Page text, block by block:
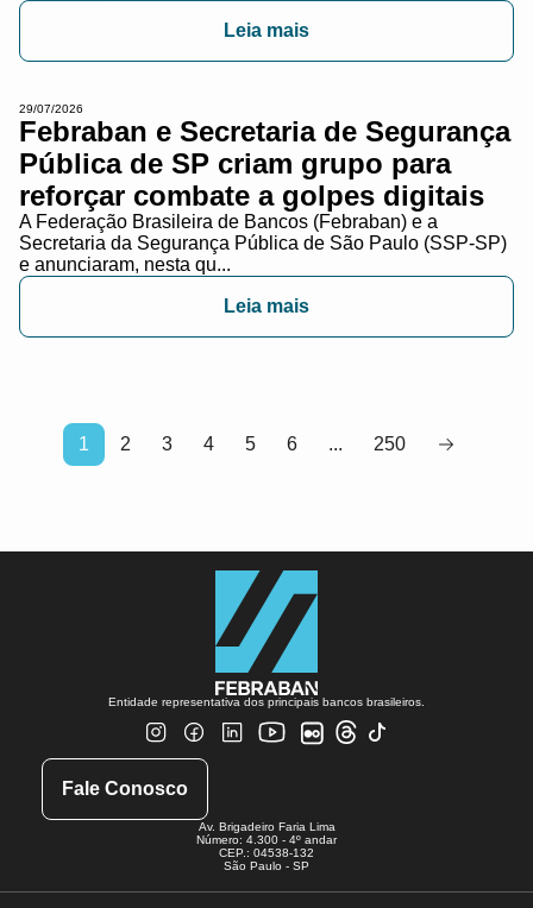
Leia mais
29/07/2026
Febraban e Secretaria de Segurança
Pública de SP criam grupo para
reforçar combate a golpes digitais
A Federação Brasileira de Bancos (Febraban) e a
Secretaria da Segurança Pública de São Paulo (SSP-SP)
e anunciaram, nesta qu...
Leia mais
1 2 3 4 5 6 ... 250
Entidade representativa dos principais bancos brasileiros.
Fale Conosco
Av. Brigadeiro Faria Lima
Número: 4.300 - 4º andar
CEP.: 04538-132
São Paulo - SP